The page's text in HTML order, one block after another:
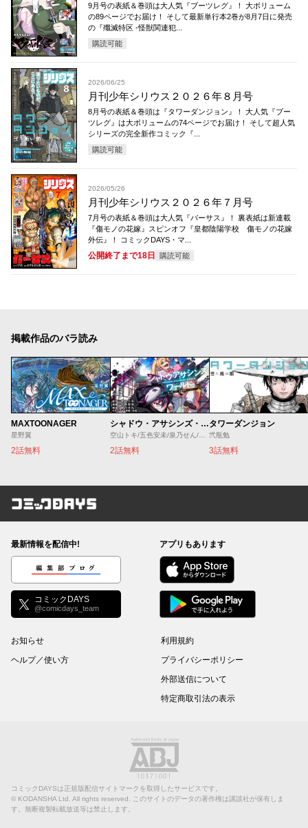
9月号の表紙＆巻頭は大人気『ブーツレグ』！ 大ボリューム
の89ページでお届け！ そして最新単行本2巻が8月7日に発売
の『殲滅特区 -怪獣関連犯...
購読可能
2026/06/25
月刊少年シリウス２０２６年８月号
8月号の表紙＆巻頭は『タワーダンジョン』！ 大人気『ブー
ツレグ』は大ボリュームの74ページでお届け！ そして超人気
シリーズの完全新作コミック『...
購読可能
2026/05/26
月刊少年シリウス２０２６年７月号
7月号の表紙＆巻頭は大人気『バーサス』！ 裏表紙は新連載
『傷モノの花嫁』スピンオフ『皇都陰陽学校 傷モノの花嫁
外伝』！ コミックDAYS・マ...
公開終了まで18日 購読可能
掲載作品のバラ読み
MAXTOONAGER
星野翼
2話無料
シャドウ・アサシンズ・ワールド ～影は薄いけど、最強忍者やってます～
空山トキ/五色安未/泉乃せん/伍長
2話無料
タワーダンジョン
弐瓶勉
3話無料
コミックDAYS
最新情報を配信中!
編集部ブログ
コミックDAYS
@comicdays_team
アプリもあります
お知らせ
ヘルプ／使い方
利用規約
プライバシーポリシー
外部送信について
特定商取引法の表示
コミックDAYSは正規版配信サイトマークを取得したサービスです。
© KODANSHA Ltd. All rights reserved. このサイトのデータの著作権は講談社が保有しま
す。無断複製転載放送等は禁止します。